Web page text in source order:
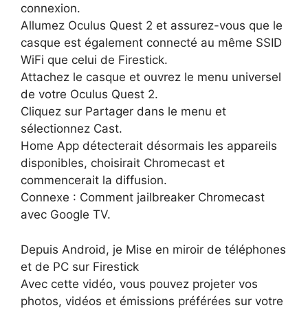
connexion.
Allumez Oculus Quest 2 et assurez-vous que le
casque est également connecté au même SSID
WiFi que celui de Firestick.
Attachez le casque et ouvrez le menu universel
de votre Oculus Quest 2.
Cliquez sur Partager dans le menu et
sélectionnez Cast.
Home App détecterait désormais les appareils
disponibles, choisirait Chromecast et
commencerait la diffusion.
Connexe : Comment jailbreaker Chromecast
avec Google TV.
Depuis Android, je Mise en miroir de téléphones
et de PC sur Firestick
Avec cette vidéo, vous pouvez projeter vos
photos, vidéos et émissions préférées sur votre